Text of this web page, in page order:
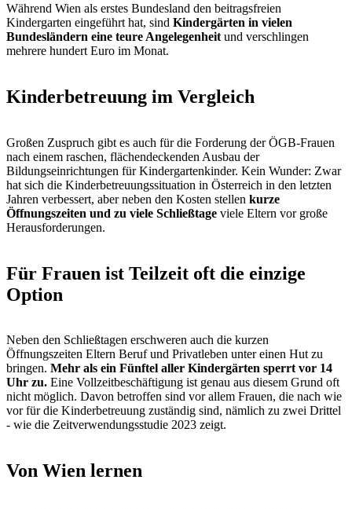
Während Wien als erstes Bundesland den beitragsfreien
Kindergarten eingeführt hat, sind Kindergärten in vielen
Bundesländern eine teure Angelegenheit und verschlingen
mehrere hundert Euro im Monat.
Kinderbetreuung im Vergleich
Großen Zuspruch gibt es auch für die Forderung der ÖGB-Frauen
nach einem raschen, flächendeckenden Ausbau der
Bildungseinrichtungen für Kindergartenkinder. Kein Wunder: Zwar
hat sich die Kinderbetreuungssituation in Österreich in den letzten
Jahren verbessert, aber neben den Kosten stellen kurze
Öffnungszeiten und zu viele Schließtage viele Eltern vor große
Herausforderungen.
Für Frauen ist Teilzeit oft die einzige
Option
Neben den Schließtagen erschweren auch die kurzen
Öffnungszeiten Eltern Beruf und Privatleben unter einen Hut zu
bringen. Mehr als ein Fünftel aller Kindergärten sperrt vor 14
Uhr zu. Eine Vollzeitbeschäftigung ist genau aus diesem Grund oft
nicht möglich. Davon betroffen sind vor allem Frauen, die nach wie
vor für die Kinderbetreuung zuständig sind, nämlich zu zwei Drittel
- wie die Zeitverwendungsstudie 2023 zeigt.
Von Wien lernen